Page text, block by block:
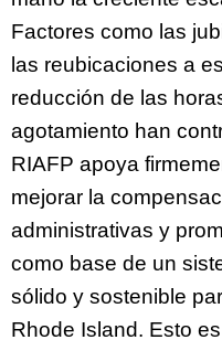
Factores como las
las reubicaciones a
reducción de las
agotamiento han
RIAFP apoya
mejorar la
administrativas y
como base de un
sólido y sostenible
Rhode Island. Esto